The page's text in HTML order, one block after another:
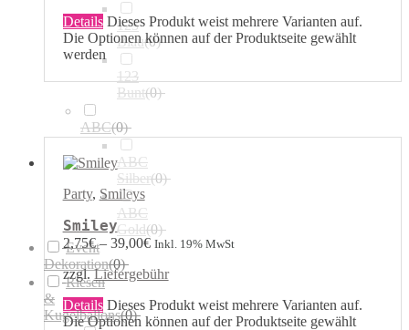
Details Dieses Produkt weist mehrere Varianten auf.
Die Optionen können auf der Produktseite gewählt
werden
Party, Smileys
Smiley
2,75€– 39,00€ Inkl. 19% MwSt
zzgl.Liefergebühr
Details Dieses Produkt weist mehrere Varianten auf.
Die Optionen können auf der Produktseite gewählt
123
Blau(0)
123
Bunt(0)
ABC(0)
ABC
Silber(0)
ABC
Gold(0)
Event
Dekoration(0)
Riesen
&
Kugelballons(0)